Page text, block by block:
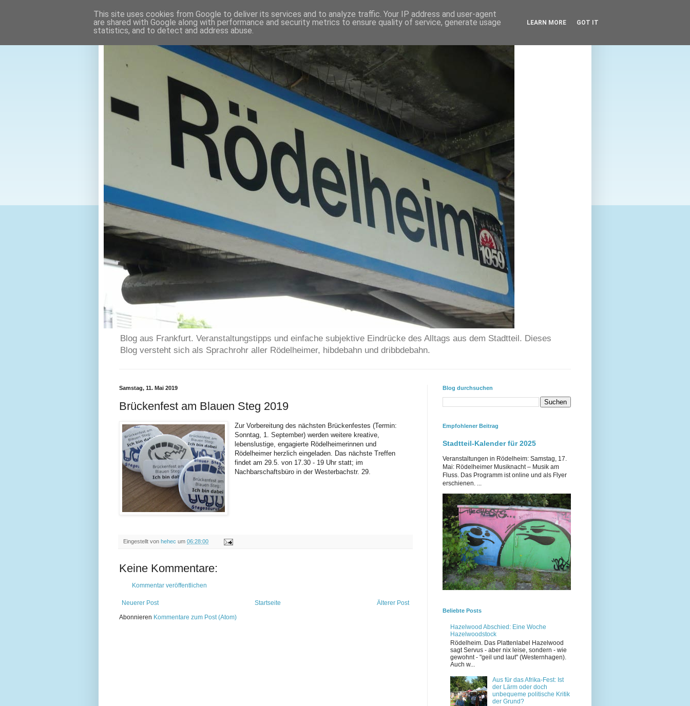
Blog aus Frankfurt. Veranstaltungstipps und einfache subjektive Eindrücke des Alltags aus dem Stadtteil. Dieses
Blog versteht sich als Sprachrohr aller Rödelheimer, hibdebahn und dribbdebahn.
Samstag, 11. Mai 2019
Brückenfest am Blauen Steg 2019
Zur Vorbereitung des nächsten Brückenfestes (Termin:
Sonntag, 1. September) werden weitere kreative,
lebenslustige, engagierte Rödelheimerinnen und
Rödelheimer herzlich eingeladen. Das nächste Treffen
findet am 29.5. von 17.30 - 19 Uhr statt; im
Nachbarschaftsbüro in der Westerbachstr. 29.
Eingestellt von hehec um 06:28:00
Keine Kommentare:
Kommentar veröffentlichen
Neuerer Post Älterer Post
Startseite
Abonnieren Kommentare zum Post (Atom)
Blog durchsuchen
Empfohlener Beitrag
Stadtteil-Kalender für 2025
Veranstaltungen in Rödelheim: Samstag, 17.
Mai: Rödelheimer Musiknacht – Musik am
Fluss. Das Programm ist online und als Flyer
erschienen. ...
Beliebte Posts
Hazelwood Abschied: Eine Woche
Hazelwoodstock
Rödelheim. Das Plattenlabel Hazelwood
sagt Servus - aber nix leise, sondern - wie
gewohnt - "geil und laut" (Westernhagen).
Auch w...
Aus für das Afrika-Fest: Ist
der Lärm oder doch
unbequeme politische Kritik
der Grund?
This site uses cookies from Google to deliver its services and to analyze traffic. Your IP address and user-agent
are shared with Google along with performance and security metrics to ensure quality of service, generate usage
statistics, and to detect and address abuse.
LEARN MORE GOT IT